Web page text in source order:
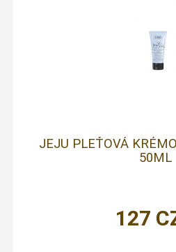
JEJU PLEŤOVÁ
50ML
127